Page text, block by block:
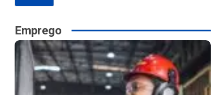
Emprego